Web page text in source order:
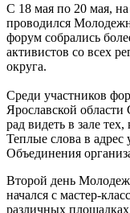
С 18 мая по 20 мая,
проводился
форум собрались
активистов со всех
округа.
Среди участников
Ярославской области
рад видеть в зале
Теплые слова в адрес
Объединения
Второй день
начался с мастер-
различных